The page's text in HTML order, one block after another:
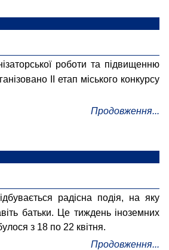
роботи та підвищенню
ІІ етап міського конкурсу
Продовження...
радісна подія, на яку
батьки. Це тиждень іноземних
з 18 по 22 квітня.
Продовження...